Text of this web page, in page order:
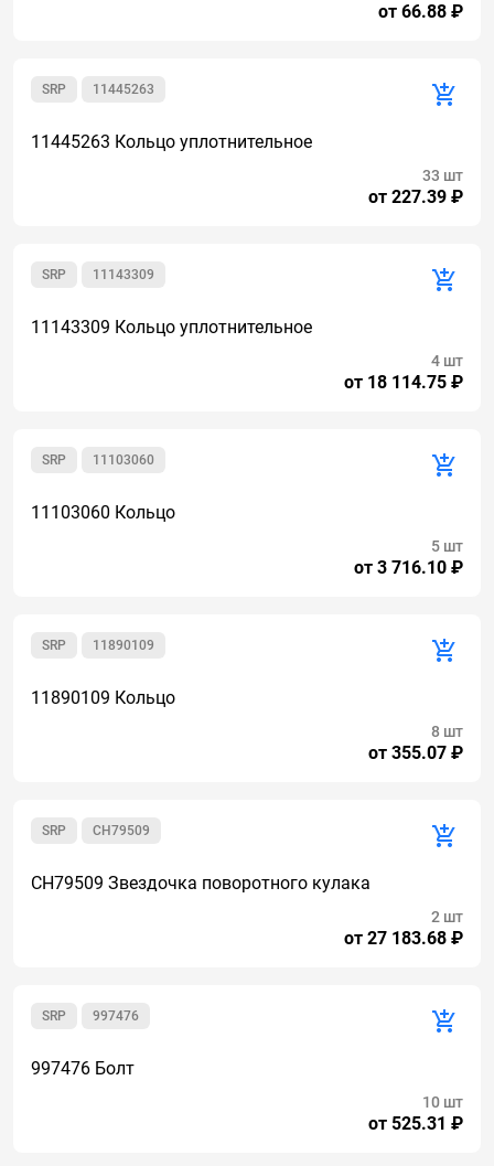
от 66.88 ₽
11445263
SRP
11445263 Кольцо уплотнительное
от 227.39 ₽
33 шт
11143309
SRP
11143309 Кольцо уплотнительное
от 18 114.75 ₽
4 шт
11103060
SRP
11103060 Кольцо
от 3 716.10 ₽
5 шт
11890109
SRP
11890109 Кольцо
от 355.07 ₽
8 шт
CH79509
SRP
CH79509 Звездочка поворотного кулака
от 27 183.68 ₽
2 шт
997476
SRP
997476 Болт
от 525.31 ₽
10 шт